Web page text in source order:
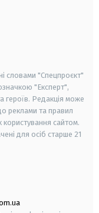
словами "Спецпроєкт"
"Експерт",
героїв. Редакція може
реклами та правил
сайтом.
для осіб старше 21